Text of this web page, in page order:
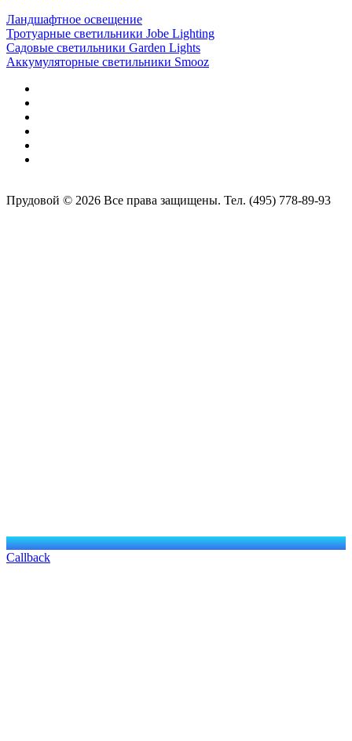
Ландшафтное освещение
Тротуарные светильники Jobe Lighting
Садовые светильники Garden Lights
Аккумуляторные светильники Smooz
Прудовой © 2026 Все права защищены. Тел. (495) 778-89-93
Callback